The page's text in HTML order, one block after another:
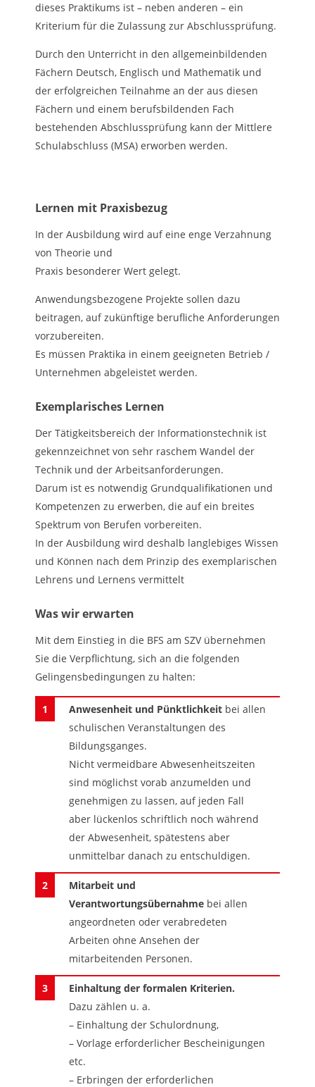
dieses Praktikums ist – neben anderen – ein
Kriterium für die Zulassung zur Abschlussprüfung.
Durch den Unterricht in den allgemeinbildenden
Fächern Deutsch, Englisch und Mathematik und
der erfolgreichen Teilnahme an der aus diesen
Fächern und einem berufsbildenden Fach
bestehenden Abschlussprüfung kann der Mittlere
Schulabschluss (MSA) erworben werden.
Lernen mit Praxisbezug
In der Ausbildung wird auf eine enge Verzah­nung
von Theorie und
Praxis besonderer Wert gelegt.
Anwendungsbezogene Projekte sollen dazu
beitragen, auf zukünftige berufliche Anforderungen
vorzubereiten.
Es müssen Praktika in einem geeigneten Betrieb /
Unternehmen abgeleistet werden.
Exemplarisches Lernen
Der Tätigkeitsbereich der Informationstechnik ist
gekennzeichnet von sehr raschem Wandel der
Technik und der Arbeitsanforderungen.
Darum ist es notwendig Grundqualifikationen und
Kompe­tenzen zu erwerben, die auf ein breites
Spektrum von Berufen vorbereiten.
In der Ausbildung wird deshalb langlebiges Wis­sen
und Können nach dem Prinzip des exemplari­schen
Lehrens und Lernens vermittelt
Was wir erwarten
Mit dem Einstieg in die BFS am SZV übernehmen
Sie die Verpflichtung, sich an die folgenden
Gelingensbedingungen zu halten:
Anwesenheit und Pünktlichkeit bei allen
schulischen Veranstaltungen des
Bildungsganges.
Nicht vermeidbare Abwesenheitszeiten
sind möglichst vorab anzumelden und
genehmigen zu lassen, auf jeden Fall
aber lückenlos schriftlich noch während
der Abwesenheit, spätestens aber
unmittelbar danach zu entschuldigen.
Mitarbeit und
Verantwortungsübernahme bei allen
angeordneten oder verabredeten
Arbeiten ohne Ansehen der
mitarbeitenden Personen.
Einhaltung der formalen Kriterien.
Dazu zählen u. a.
– Einhaltung der Schulordnung,
– Vorlage erforderlicher Bescheinigungen
etc.
– Erbringen der erforderlichen